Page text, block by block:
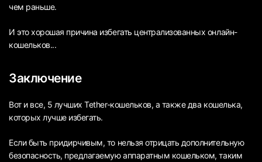
чем раньше.
И это хорошая причина избегать централизованных онлайн-
кошельков...
Заключение
Вот и все, 5 лучших Tether-кошельков, а также два кошелька,
которых лучше избегать.
Если быть придирчивым, то нельзя отрицать дополнительную
безопасность, предлагаемую аппаратным кошельком, таким